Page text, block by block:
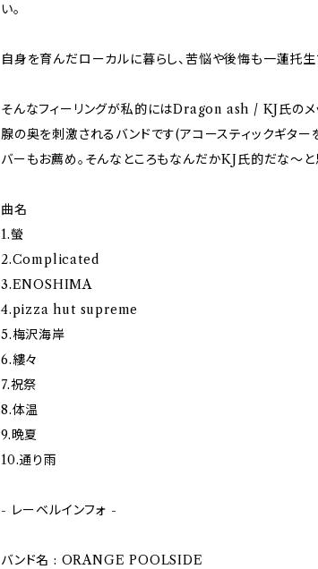
い。
自身を育んだローカルに暮らし、苦悩や後悔も一蓮托生
そんなフィーリングが私的にはDragon ash / KJ氏のメ
腺の奥を刺激されるバンドです(アコースティックギタ
バーもお薦め。そんなところもなんだかKJ氏的だな～と
曲名
1.螢
2.Complicated
3.ENOSHIMA
4.pizza hut supreme
5.梅沢海岸
6.縷々
7.祝祭
8.体温
9.晩夏
10.通り雨
- レーベルインフォ -
バンド名 : ORANGE POOLSIDE